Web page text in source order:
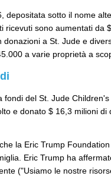
depositata sotto il nome
ricevuti sono aumentati
a St. Jude e
a varie proprietà a
fondi del St. Jude
e donato $ 16,3 milioni
la Eric Trump
Eric Trump ha
("Usiamo le nostre